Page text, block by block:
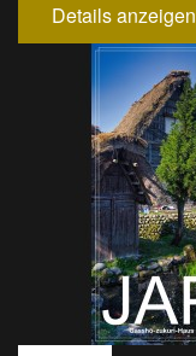
Details anzeigen